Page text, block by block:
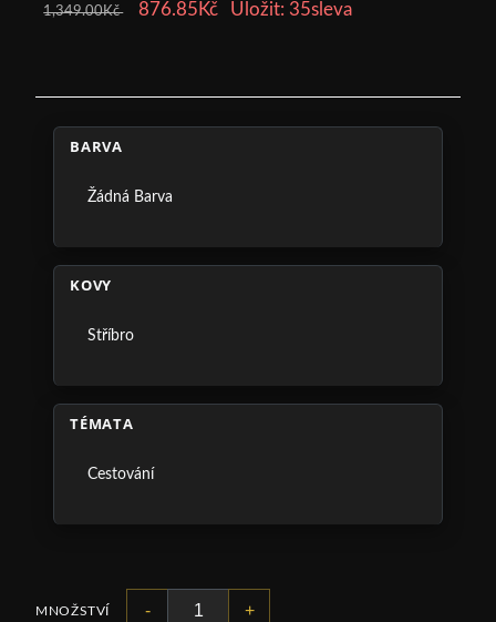
1,349.00Kč 876.85Kč Uložit: 35sleva
BARVA
Žádná Barva
KOVY
Stříbro
TÉMATA
Cestování
MNOŽSTVÍ - +